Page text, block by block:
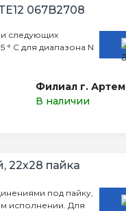
067B2708
следующих
° С для диапазона N
Филиал г. Артем
В наличии
22х28 пайка
под пайку,
исполнении. Для